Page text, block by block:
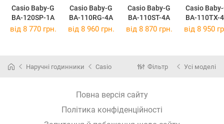
Casio Baby-G
BA-120SP-1A
Casio Baby-G
BA-110RG-4A
Casio Baby-G
BA-110ST-4A
Casio
BA-110TX-
від 8 770 грн. від 8 960 грн. від 8 870 грн. від 8 950
Наручні годинники Casio Фільтр Усі моделі
Повна версія сайту
Політика конфіденційності